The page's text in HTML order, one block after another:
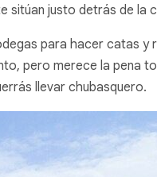
sitúan justo detrás de la
para hacer catas y
pero merece la pena
llevar chubasquero.